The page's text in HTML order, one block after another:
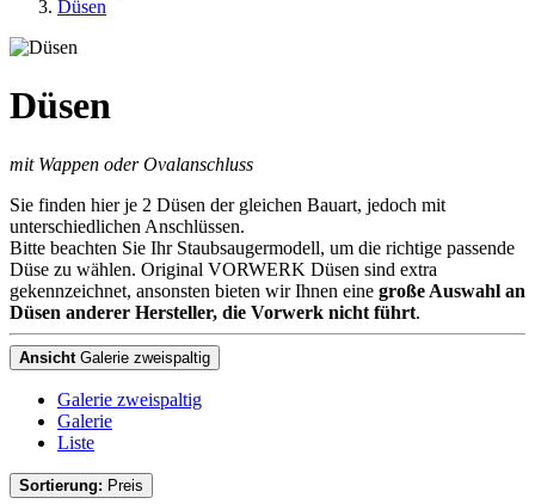
Düsen
Düsen
mit Wappen oder Ovalanschluss
Sie finden hier je 2 Düsen der gleichen Bauart, jedoch mit
unterschiedlichen Anschlüssen.
Bitte beachten Sie Ihr Staubsaugermodell, um die richtige passende
Düse zu wählen. Original VORWERK Düsen sind extra
gekennzeichnet, ansonsten bieten wir Ihnen eine große Auswahl an
Düsen anderer Hersteller, die Vorwerk nicht führt.
Ansicht Galerie zweispaltig
Galerie zweispaltig
Galerie
Liste
Sortierung: Preis